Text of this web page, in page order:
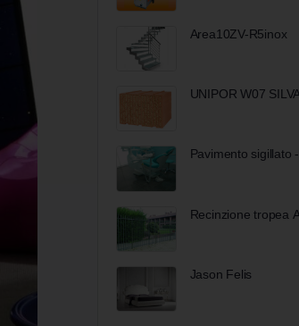
Area10ZV-R5inox
UNIPOR W07
Pavimento sigillato
Recinzione tropea
Jason Felis